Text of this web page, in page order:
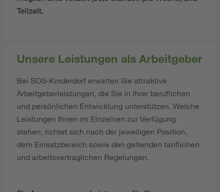
Teilzeit.
Unsere Leistungen als Arbeitgeber
Bei SOS-Kinderdorf erwarten Sie attraktive
Arbeitgeberleistungen, die Sie in Ihrer beruflichen
und persönlichen Entwicklung unterstützen. Welche
Leistungen Ihnen im Einzelnen zur Verfügung
stehen, richtet sich nach der jeweiligen Position,
dem Einsatzbereich sowie den geltenden tariflichen
und arbeitsvertraglichen Regelungen.